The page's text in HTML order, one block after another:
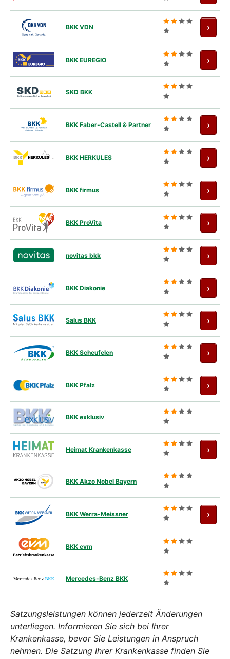
BKK VDN ›
BKK EUREGIO ›
SKD BKK
BKK Faber-Castell & Partner ›
BKK HERKULES ›
BKK firmus ›
BKK ProVita ›
novitas bkk ›
BKK Diakonie ›
Salus BKK ›
BKK Scheufelen ›
BKK Pfalz ›
BKK exklusiv
Heimat Krankenkasse ›
BKK Akzo Nobel Bayern
BKK Werra-Meissner ›
BKK evm
Mercedes-Benz BKK
Satzungsleistungen können jederzeit Änderungen
unterliegen. Informieren Sie sich bei Ihrer
Krankenkasse, bevor Sie Leistungen in Anspruch
nehmen. Die Satzung Ihrer Krankenkasse finden Sie